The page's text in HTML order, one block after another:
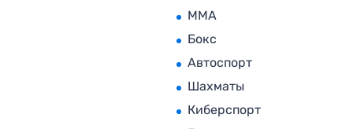
MMA
Бокс
Автоспорт
Шахматы
Киберспорт